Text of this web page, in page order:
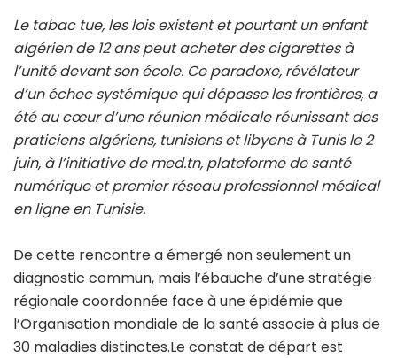
Le tabac tue, les lois existent et pourtant un enfant
algérien de 12 ans peut acheter des cigarettes à
l’unité devant son école. Ce paradoxe, révélateur
d’un échec systémique qui dépasse les frontières, a
été au cœur d’une réunion médicale réunissant des
praticiens algériens, tunisiens et libyens à Tunis le 2
juin, à l’initiative de med.tn, plateforme de santé
numérique et premier réseau professionnel médical
en ligne en Tunisie.
De cette rencontre a émergé non seulement un
diagnostic commun, mais l’ébauche d’une stratégie
régionale coordonnée face à une épidémie que
l’Organisation mondiale de la santé associe à plus de
30 maladies distinctes.Le constat de départ est